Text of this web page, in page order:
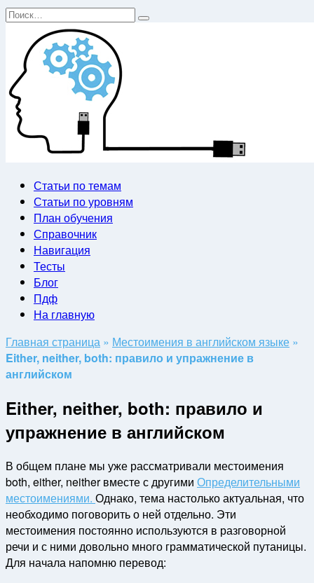
Перейти
содержанию
Search
Статьи по темам
Статьи по уровням
План обучения
Справочник
Навигация
Тесты
Блог
Пдф
На главную
Главная страница » Местоимения в английском языке »
Either, neither, both: правило и упражнение в
английском
Either, neither, both: правило и
упражнение в английском
В общем плане мы уже рассматривали местоимения
both, either, neither вместе с другими Определительными
местоимениями. Однако, тема настолько актуальная, что
необходимо поговорить о ней отдельно. Эти
местоимения постоянно используются в разговорной
речи и с ними довольно много грамматической путаницы.
Для начала напомню перевод: